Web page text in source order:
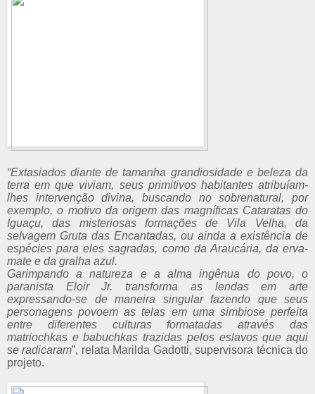
“Extasiados diante de tamanha grandiosidade e beleza da
terra em que viviam, seus primitivos habitantes atribuíam-
lhes intervenção divina, buscando no sobrenatural, por
exemplo, o motivo da origem das magníficas Cataratas do
Iguaçu, das misteriosas formações de Vila Velha, da
selvagem Gruta das Encantadas, ou ainda a existência de
espécies para eles sagradas, como da Araucária, da erva-
mate e da gralha azul.
Garimpando a natureza e a alma ingênua do povo, o
paranista Eloir Jr. transforma as lendas em arte
expressando-se de maneira singular fazendo que seus
personagens povoem as telas em uma simbiose perfeita
entre diferentes culturas formatadas através das
matriochkas e babuchkas trazidas pelos eslavos que aqui
se radicaram”, relata Marilda Gadotti, supervisora técnica do
projeto.